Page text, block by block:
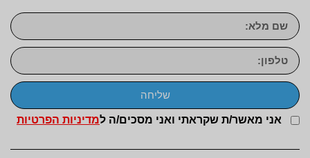
אני מאשר/ת שקראתי ואני מסכים/ה למדיניות הפרטיות
שליחה